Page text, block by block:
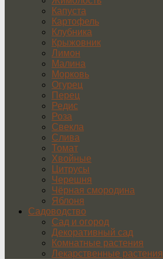
Капуста
Картофель
Клубника
Крыжовник
Лимон
Малина
Морковь
Огурец
Перец
Редис
Роза
Свекла
Слива
Томат
Хвойные
Цитрусы
Черешня
Чёрная смородина
Яблоня
Садоводство
Сад и огород
Декоративный сад
Комнатные растения
Лекарственные растения